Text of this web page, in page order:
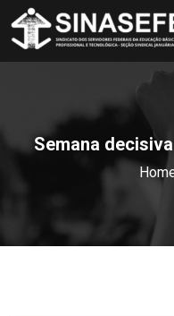
Semana